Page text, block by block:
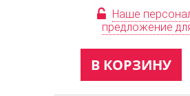
Наше
предложение
В КОРЗИНУ